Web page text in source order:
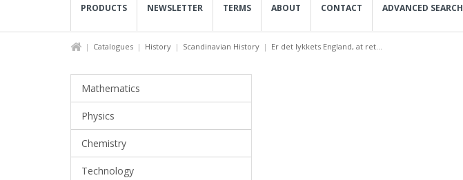
PRODUCTS NEWSLETTER TERMS ABOUT CONTACT ADVANCED SEARCH
Catalogues History Scandinavian History Er det lykkets England, at ret...
Mathematics
Physics
Chemistry
Technology